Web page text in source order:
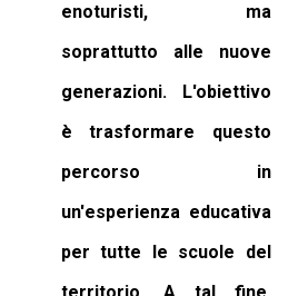
enoturisti, ma
soprattutto alle nuove
generazioni. L'obiettivo
è trasformare questo
percorso in
un'esperienza educativa
per tutte le scuole del